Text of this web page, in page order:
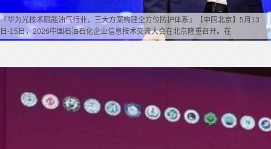
『华为光技术赋能油气行业，三大方案构建全方位防护体系』【中国北京】5月13
日-15日，2026中国石油石化企业信息技术交流大会在北京隆重召开。在